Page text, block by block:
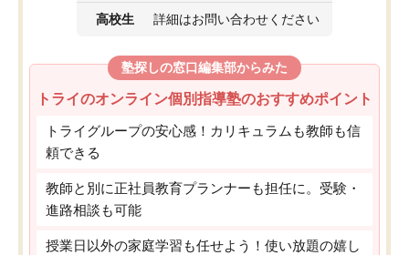
高校生 詳細はお問い合わせください
塾探しの窓口編集部からみた
トライのオンライン個別指導塾のおすすめポイント
トライグループの安心感！カリキュラムも教師も信
頼できる
教師と別に正社員教育プランナーも担任に。受験・
進路相談も可能
授業日以外の家庭学習も任せよう！使い放題の嬉し